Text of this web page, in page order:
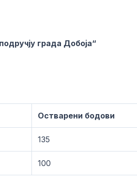
града Добоја“
Остварени бодови
135
100